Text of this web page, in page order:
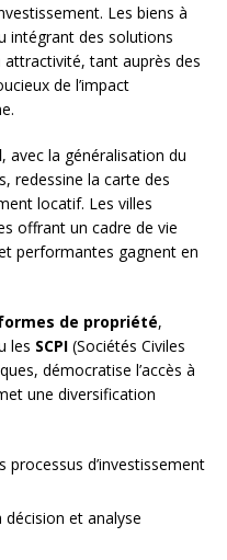
Les biens à
intégrant des solutions
attractivité, tant auprès des
de l’impact
, avec la généralisation du
redessine la carte des
locatif. Les villes
offrant un cadre de vie
performantes gagnent en
de propriété,
les SCPI (Sociétés Civiles
démocratise l’accès à
une diversification
d’investissement
décision et analyse